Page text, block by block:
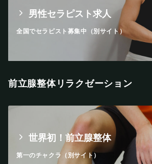
男性セラピスト求人
全国でセラピスト募集中（別サイト）
前立腺整体リラクゼーション
世界初！前立腺整体
第一のチャクラ（別サイト）